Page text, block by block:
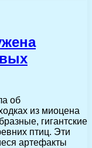
об
из миоцена
гигантские
птиц. Эти
артефакты